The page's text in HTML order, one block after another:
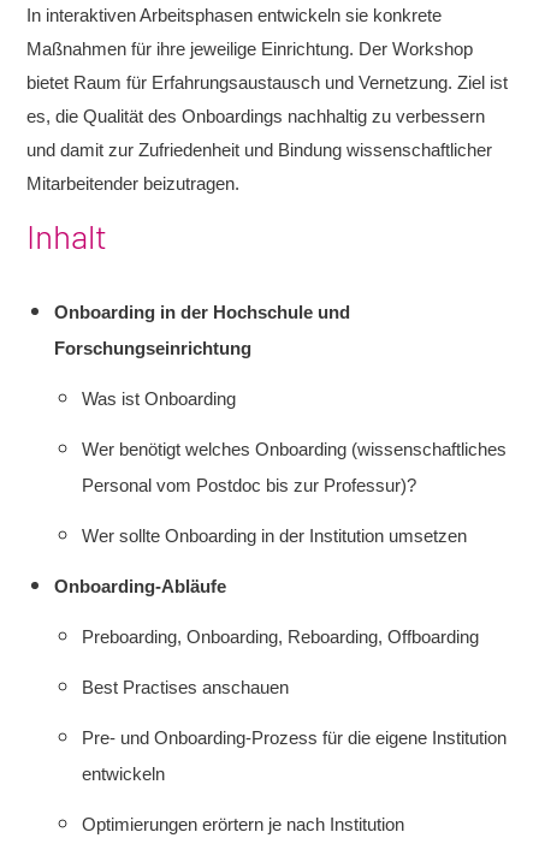
In interaktiven Arbeitsphasen entwickeln sie konkrete
Maßnahmen für ihre jeweilige Einrichtung. Der Workshop
bietet Raum für Erfahrungsaustausch und Vernetzung. Ziel ist
es, die Qualität des Onboardings nachhaltig zu verbessern
und damit zur Zufriedenheit und Bindung wissenschaftlicher
Mitarbeitender beizutragen.
Inhalt
Onboarding in der Hochschule und
Forschungseinrichtung
Was ist Onboarding
Wer benötigt welches Onboarding (wissenschaftliches
Personal vom Postdoc bis zur Professur)?
Wer sollte Onboarding in der Institution umsetzen
Onboarding-Abläufe
Preboarding, Onboarding, Reboarding, Offboarding
Best Practises anschauen
Pre- und Onboarding-Prozess für die eigene Institution
entwickeln
Optimierungen erörtern je nach Institution